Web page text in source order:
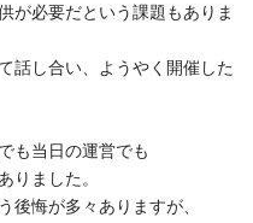
が必要だという課題もありま
話し合い、ようやく開催した
も当日の運営でも
りました。
後悔が多々ありますが、